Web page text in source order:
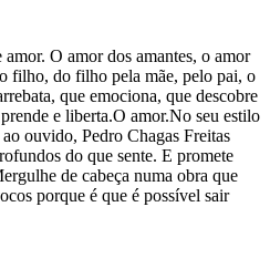
O amor dos amantes, o amor
filho, do filho pela mãe, pelo pai, o
que emociona, que descobre
e liberta.O amor.No seu estilo
ouvido, Pedro Chagas Freitas
do que sente. E promete
de cabeça numa obra que
porque é que é possível sair